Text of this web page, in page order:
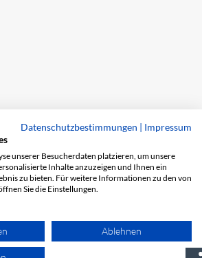
Datenschutzbestimmungen | Impressum
unserer Besucherdaten platzieren, um unsere
Inhalte anzuzeigen und Ihnen ein
zu bieten. Für weitere Informationen zu den von
Sie die Einstellungen.
Ablehnen